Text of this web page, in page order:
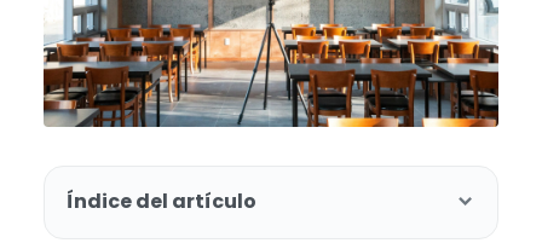
Índice del artículo